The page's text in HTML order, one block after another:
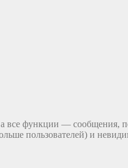
все функции — сообщения,
пользователей) и